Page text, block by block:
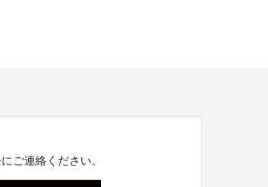
ご連絡ください。